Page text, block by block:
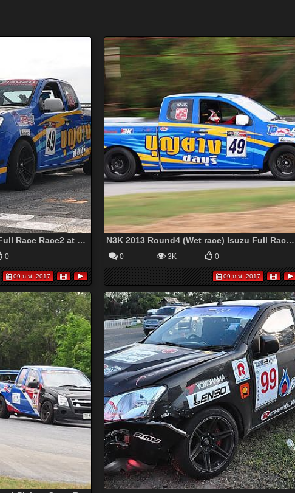
N3K 2013 Round4 Isuzu Full Race Race2 at Bira Circuit
0
09 ก.พ. 2017
N3K 2013 Round4 (Wet race) Isuzu Full Race Race1 at Bira Circuit
0 3K 0
09 ก.พ. 2017